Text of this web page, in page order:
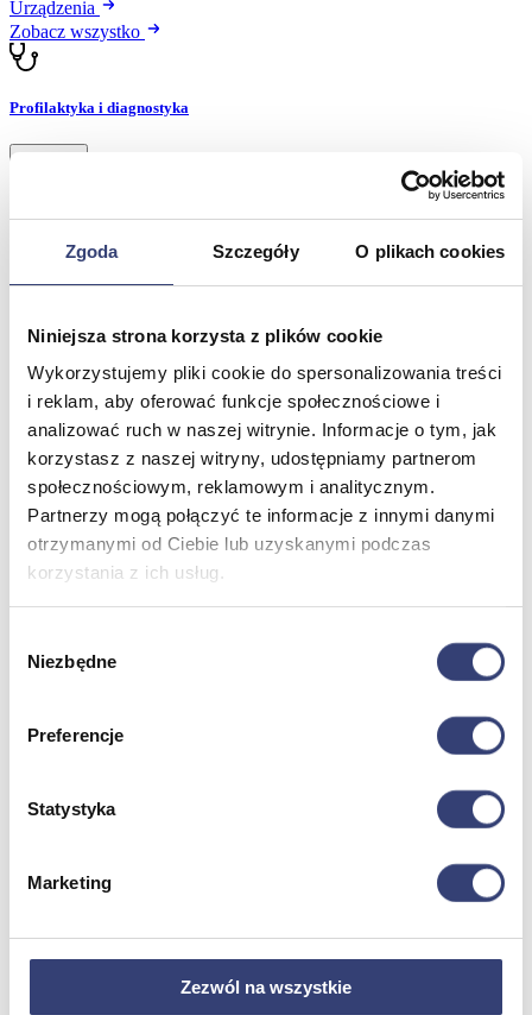
Zgoda Szczegóły O plikach cookies
Niniejsza strona korzysta z plików cookie
Wykorzystujemy pliki cookie do spersonalizowania treści
i reklam, aby oferować funkcje społecznościowe i
analizować ruch w naszej witrynie. Informacje o tym, jak
korzystasz z naszej witryny, udostępniamy partnerom
społecznościowym, reklamowym i analitycznym.
Partnerzy mogą połączyć te informacje z innymi danymi
otrzymanymi od Ciebie lub uzyskanymi podczas
korzystania z ich usług.
zgody
Niezbędne
Preferencje
Statystyka
Marketing
Zezwól na wszystkie
Urządzenia
Zobacz wszystko
Profilaktyka i diagnostyka
Instrumenty diagnostyczne
Artykuły Przeciwodleżynowe
Termometry
Zobacz wszystko
Meble medyczne
Wróć
Kozetki
Pielęgnacja mebli
Taborety i krzesła
Stoły
Fotele do masażu
Urządzenia
Zobacz wszystko